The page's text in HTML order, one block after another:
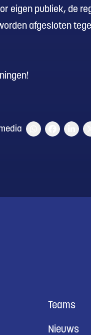
eigen publiek, de
afgesloten
Teams
Nieuws